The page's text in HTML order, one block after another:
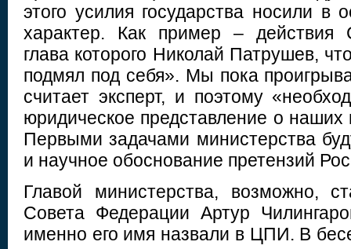
этого усилия государства носили
характер. Как пример – действия
глава которого Николай Патрушев,
подмял под себя». Мы пока
считает эксперт, и поэтому
юридическое представление о наших
Первыми задачами министерства
и научное обоснование претензий
Главой министерства, возможно,
Совета Федерации Артур
именно его имя назвали в ЦПИ. В